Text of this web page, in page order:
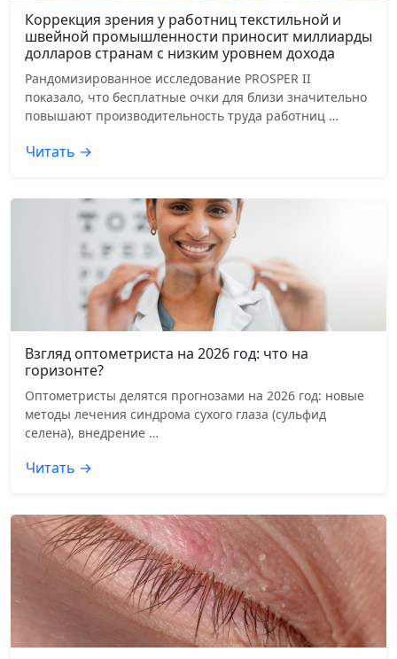
Коррекция зрения у работниц текстильной и
швейной промышленности приносит миллиарды
долларов странам с низким уровнем дохода
Рандомизированное исследование PROSPER II
показало, что бесплатные очки для близи значительно
повышают производительность труда работниц …
Читать →
Взгляд оптометриста на 2026 год: что на
горизонте?
Оптометристы делятся прогнозами на 2026 год: новые
методы лечения синдрома сухого глаза (сульфид
селена), внедрение …
Читать →